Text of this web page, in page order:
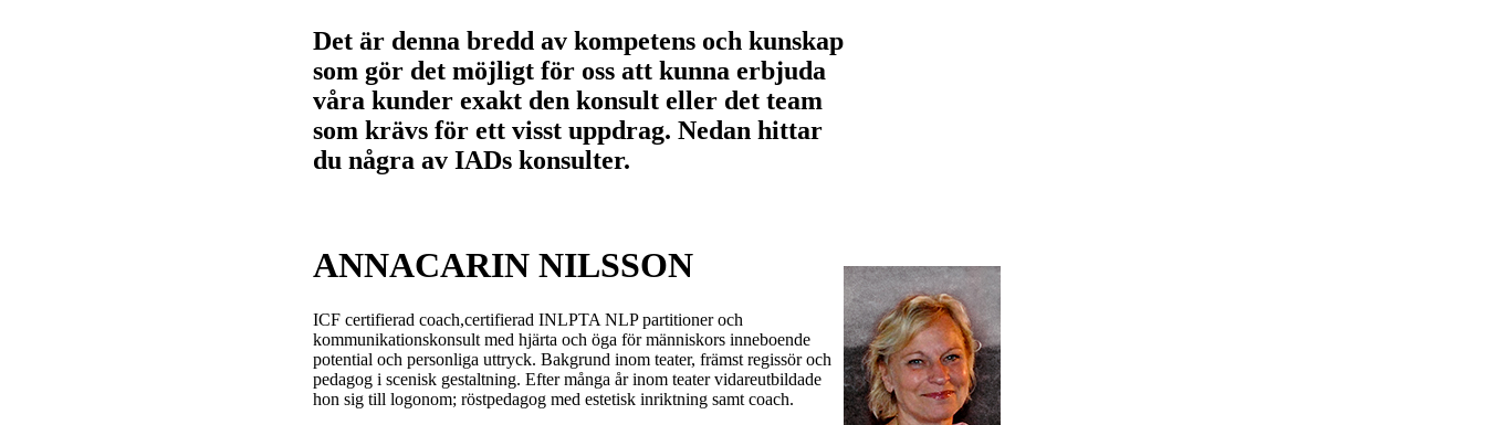
Det är denna bredd av kompetens och kunskap
som gör det möjligt för oss att kunna erbjuda
våra kunder exakt den konsult eller det team
som krävs för ett visst uppdrag. Nedan hittar
du några av IADs konsulter.
ANNACARIN NILSSON
ICF certifierad coach,certifierad INLPTA NLP partitioner och
kommunikationskonsult med hjärta och öga för människors inneboende
potential och personliga uttryck. Bakgrund inom teater, främst regissör och
pedagog i scenisk gestaltning. Efter många år inom teater vidareutbildade
hon sig till logonom; röstpedagog med estetisk inriktning samt coach.